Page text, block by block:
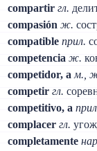
compartir гл.
compasión ж.
compatible прил.
competencia ж.
competidor, a м.,
competir гл.
competitivo, a
complacer гл.
completamente